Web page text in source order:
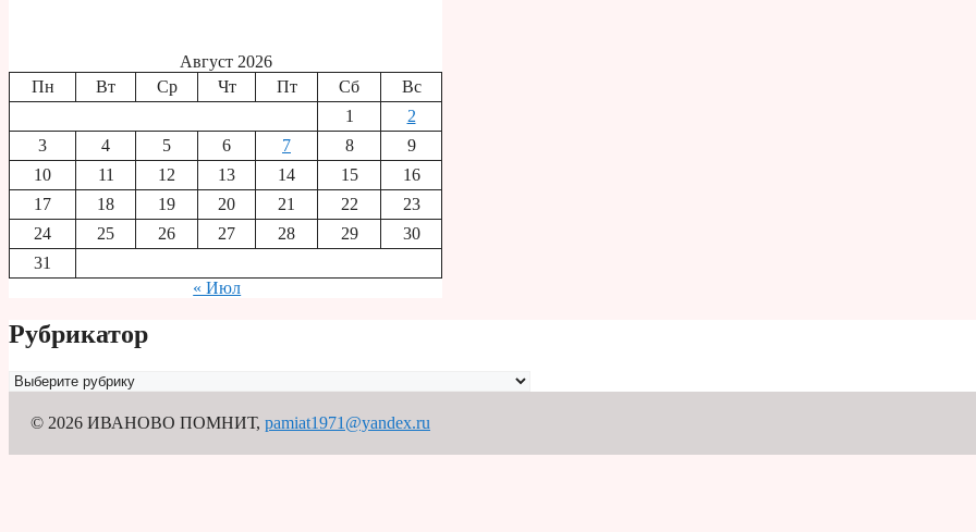
Август 2026
Пн
Вт Ср Чт Пт Сб
Вс
1
2
3
4 5 6 7 8
9
10
11 12 13 14 15
16
17
18 19 20 21 22
23
24
25 26 27 28 29
30
31
« Июл
Рубрикатор
Рубрикатор
© 2026 ИВАНОВО ПОМНИТ, pamiat1971@yandex.ru